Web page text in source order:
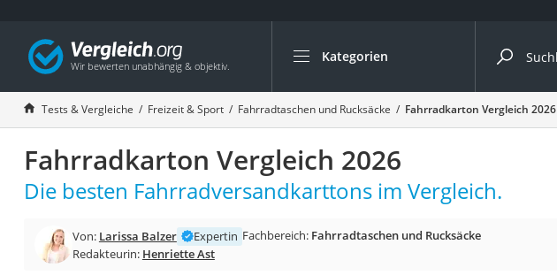
Kategorien
Die beliebtesten Vergleiche nach Kategorie
Freizeit & Sport
Gartentrampolin
Trampolin
Metalldetektor
Trampolin 366 cm
Tests & Vergleiche Freizeit & Sport Fahrradtaschen und Rucksäcke Fahrradkarton Vergleich 2026
Fahrradkarton Vergleich 2026
Die besten Fahrradversandkarttons im Vergleich.
Von: Larissa Balzer Expertin Fachbereich: Fahrradtaschen und Rucksäcke
Redakteurin: Henriette Ast